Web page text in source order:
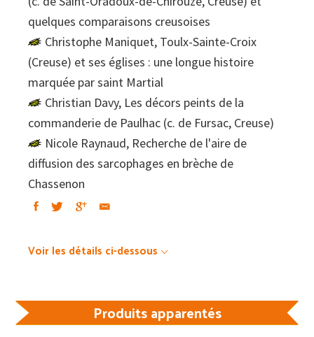
quelques comparaisons creusoises
Christophe Maniquet, Toulx-Sainte-Croix
(Creuse) et ses églises : une longue histoire
marquée par saint Martial
Christian Davy, Les décors peints de la
commanderie de Paulhac (c. de Fursac, Creuse)
Nicole Raynaud, Recherche de l'aire de
diffusion des sarcophages en brèche de
Chassenon
Voir les détails ci-dessous
Produits apparentés